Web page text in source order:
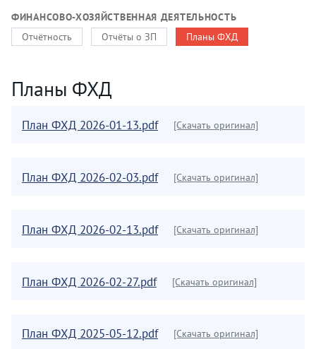
ФИНАНСОВО-ХОЗЯЙСТВЕННАЯ ДЕЯТЕЛЬНОСТЬ
Отчётность
Отчёты о ЗП Планы ФХД
Планы ФХД
План ФХД 2026-01-13.pdf [Скачать оригинал]
План ФХД 2026-02-03.pdf [Скачать оригинал]
План ФХД 2026-02-13.pdf [Скачать оригинал]
План ФХД 2026-02-27.pdf [Скачать оригинал]
План ФХД 2025-05-12.pdf [Скачать оригинал]